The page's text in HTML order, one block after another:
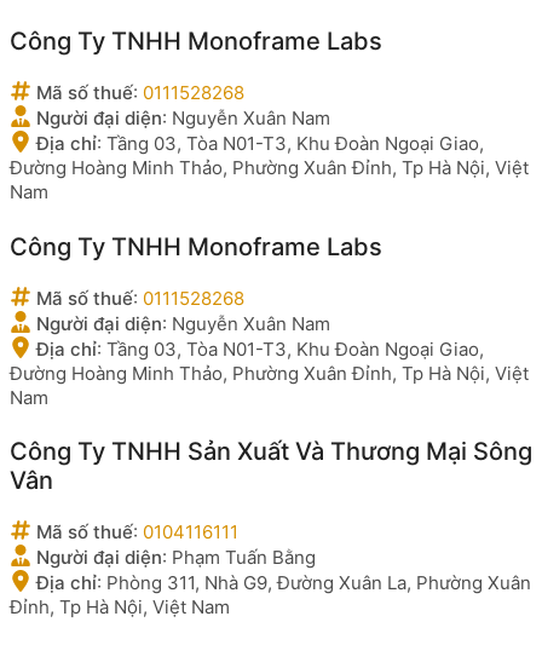
Công Ty TNHH Monoframe Labs
Mã số thuế: 0111528268
Người đại diện: Nguyễn Xuân Nam
Địa chỉ: Tầng 03, Tòa N01-T3, Khu Đoàn Ngoại Giao,
Đường Hoàng Minh Thảo, Phường Xuân Đỉnh, Tp Hà Nội, Việt
Nam
Công Ty TNHH Monoframe Labs
Mã số thuế: 0111528268
Người đại diện: Nguyễn Xuân Nam
Địa chỉ: Tầng 03, Tòa N01-T3, Khu Đoàn Ngoại Giao,
Đường Hoàng Minh Thảo, Phường Xuân Đỉnh, Tp Hà Nội, Việt
Nam
Công Ty TNHH Sản Xuất Và Thương Mại Sông
Vân
Mã số thuế: 0104116111
Người đại diện: Phạm Tuấn Bằng
Địa chỉ: Phòng 311, Nhà G9, Đường Xuân La, Phường Xuân
Đỉnh, Tp Hà Nội, Việt Nam